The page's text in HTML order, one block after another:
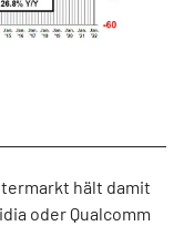
hält damit
oder Qualcomm